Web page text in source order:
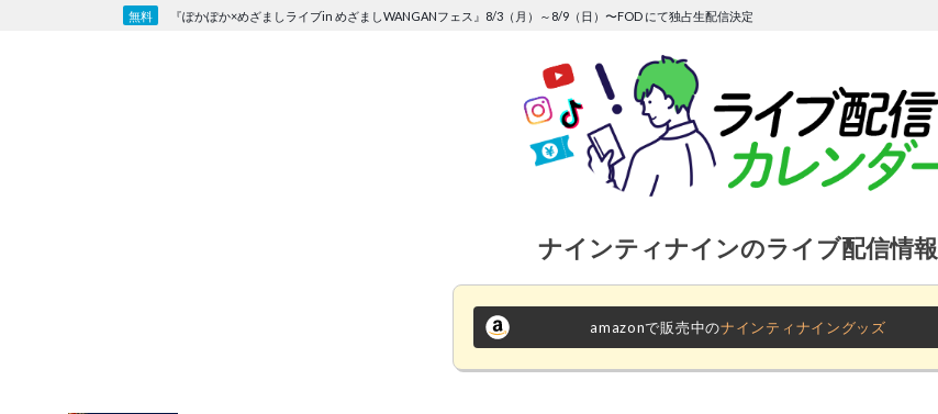
ナインティナインのライブ配信情報
amazonで販売中のナインティナイングッズ
『ぽかぽか×めざましライブin めざましWANGANフェス』8/3（月）～8/9（日）〜FOD にて独占生配信決定